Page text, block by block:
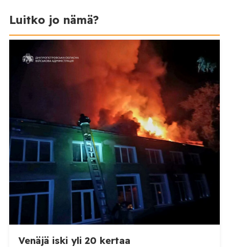
Luitko jo nämä?
Venäjä iski yli 20 kertaa